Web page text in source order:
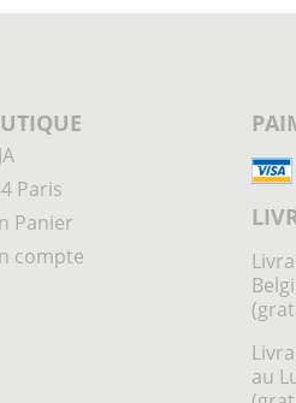
Paris
Panier
compte
au